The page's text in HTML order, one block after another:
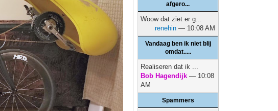
afgero...
Woow dat ziet er g...
renehin — 10:08 AM
Vandaag ben ik niet blij
omdat.....
Realiseren dat ik ...
Bob Hagendijk — 10:08
AM
Spammers